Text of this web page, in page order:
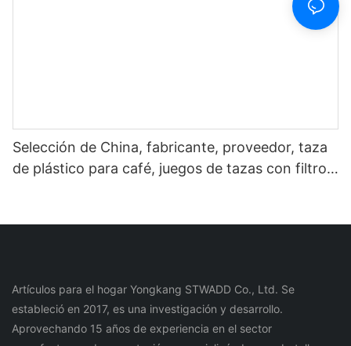
Selección de China, fabricante, proveedor, taza
de plástico para café, juegos de tazas con filtro
Artículos para el hogar Yongkang STWADD Co., Ltd. Se
estableció en 2017, es una investigación y desarrollo.
Aprovechando 15 años de experiencia en el sector